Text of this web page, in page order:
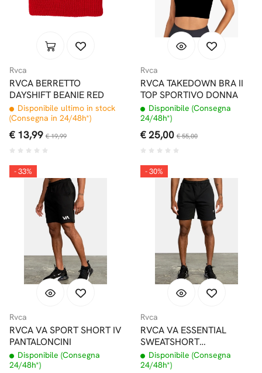
Rvca
RVCA BERRETTO
DAYSHIFT BEANIE RED
Disponibile ultimo in stock
(Consegna in 24/48h*)
€ 13,99 € 19,99
Rvca
RVCA TAKEDOWN BRA II
TOP SPORTIVO DONNA
Disponibile (Consegna
24/48h*)
€ 25,00 € 55,00
- 33%
Rvca
RVCA VA SPORT SHORT IV
PANTALONCINI
Disponibile (Consegna
24/48h*)
- 30%
Rvca
RVCA VA ESSENTIAL
SWEATSHORT
PANTALONCINI
Disponibile (Consegna
24/48h*)